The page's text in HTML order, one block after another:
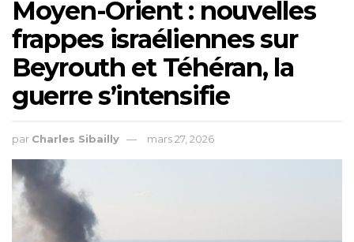
Moyen-Orient : nouvelles
frappes israéliennes sur
Beyrouth et Téhéran, la
guerre s’intensifie
par Charles Sibailly mars 27, 2026